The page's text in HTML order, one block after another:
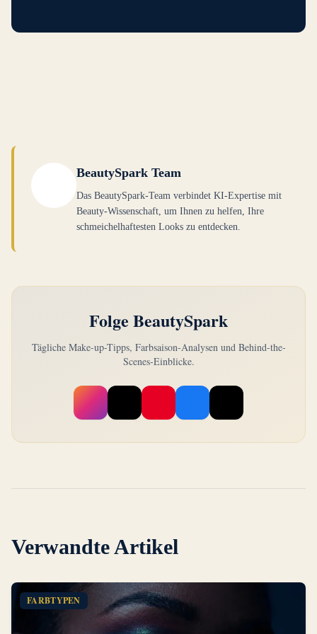
BeautySpark Team
Das BeautySpark-Team verbindet KI-Expertise mit
Beauty-Wissenschaft, um Ihnen zu helfen, Ihre
schmeichelhaftesten Looks zu entdecken.
Folge BeautySpark
Tägliche Make-up-Tipps, Farbsaison-Analysen und Behind-the-
Scenes-Einblicke.
Verwandte Artikel
FARBTYPEN